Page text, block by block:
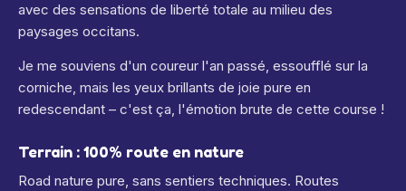
avec des sensations de liberté totale au milieu des
paysages occitans.
Je me souviens d'un coureur l'an passé, essoufflé sur la
corniche, mais les yeux brillants de joie pure en
redescendant – c'est ça, l'émotion brute de cette course !
Terrain : 100% route en nature
Road nature pure, sans sentiers techniques. Routes